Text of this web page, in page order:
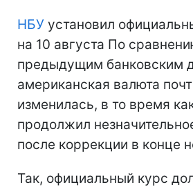
НБУ установил
на 10 августа По
предыдущим банковским
американская валюта
изменилась, в то время
продолжил
после коррекции в конце
Так, официальный курс